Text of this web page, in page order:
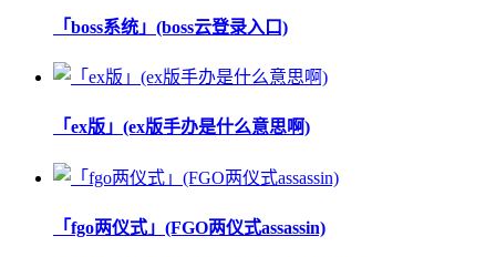
「boss系统」(boss云登录入口)
「ex版」(ex版手办是什么意思啊)
「fgo两仪式」(FGO两仪式assassin)